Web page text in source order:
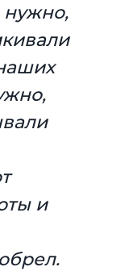
нужно,
и